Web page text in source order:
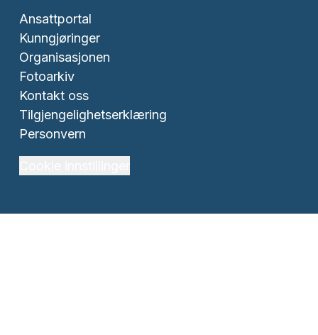
Ansattportal
Kunngjøringer
Organisasjonen
Fotoarkiv
Kontakt oss
Tilgjengelighetserklæring
Personvern